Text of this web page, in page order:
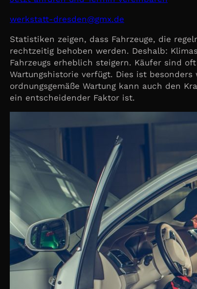
ed.xmg
@nedserd-ttatskrew
Statistiken zeigen, dass Fahrzeuge, die
rechtzeitig behoben werden. Deshalb:
Fahrzeugs erheblich steigern. Käufer sind
Wartungshistorie verfügt. Dies ist
ordnungsgemäße Wartung kann auch den
ein entscheidender Faktor ist.